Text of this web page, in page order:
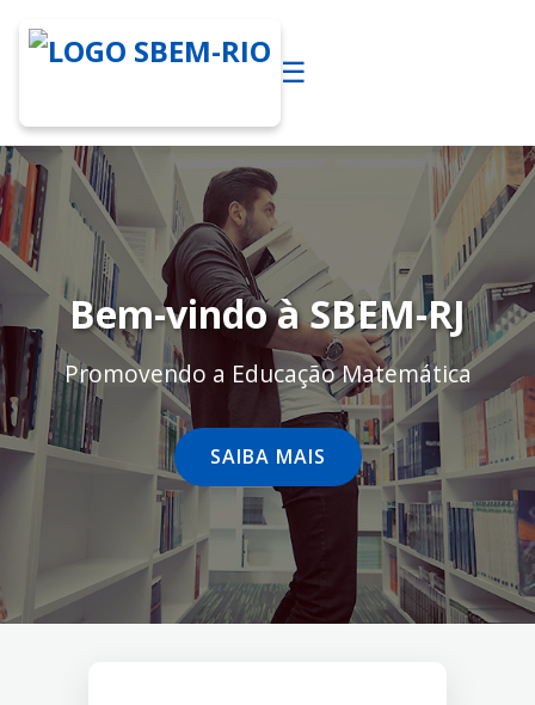
☰
Bem-vindo à SBEM-RJ
Promovendo a Educação Matemática
SAIBA MAIS